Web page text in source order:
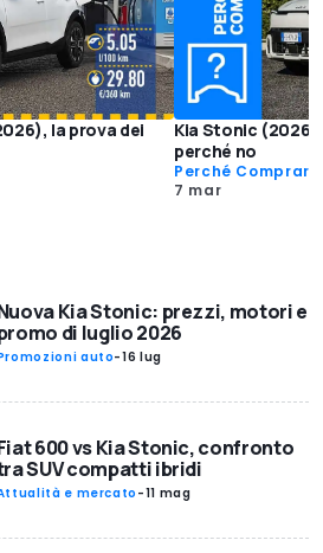
la prova dei
Kia Stonic
perché no
Perché
7 mar
Kia Stonic: prezzi, motori e
di luglio 2026
auto-16 lug
600 vs Kia Stonic, confronto
SUV compatti ibridi
e mercato-11 mag